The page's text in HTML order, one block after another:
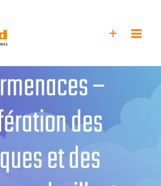
–
des
et des